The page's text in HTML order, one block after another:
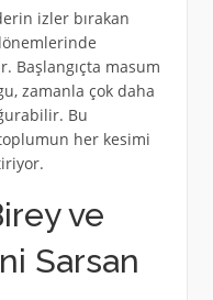
izler bırakan
Başlangıçta masum
zamanla çok daha
Bu
her kesimi
ve
Sarsan